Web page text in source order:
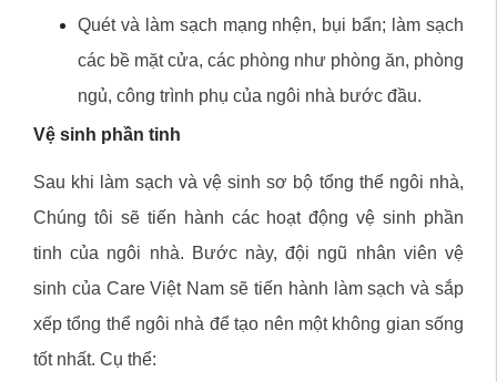
Quét và làm sạch mạng nhện, bụi bẩn; làm sạch
các bề mặt cửa, các phòng như phòng ăn, phòng
ngủ, công trình phụ của ngôi nhà bước đầu.
Vệ sinh phần tinh
Sau khi làm sạch và vệ sinh sơ bộ tổng thể ngôi nhà,
Chúng tôi sẽ tiến hành các hoạt động vệ sinh phần
tinh của ngôi nhà. Bước này, đội ngũ nhân viên vệ
sinh của Care Việt Nam sẽ tiến hành làm sạch và sắp
xếp tổng thể ngôi nhà để tạo nên một không gian sống
tốt nhất. Cụ thể: